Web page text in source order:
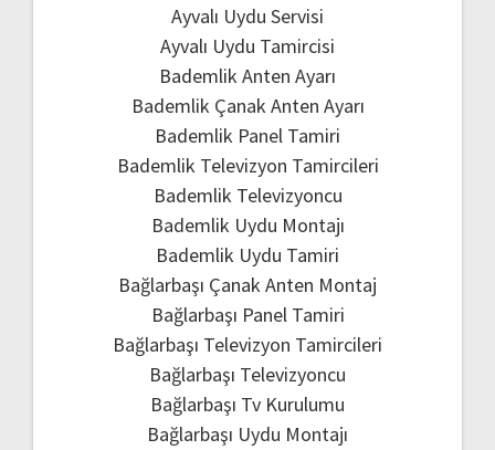
Ayvalı Uydu Servisi
Ayvalı Uydu Tamircisi
Bademlik Anten Ayarı
Bademlik Çanak Anten Ayarı
Bademlik Panel Tamiri
Bademlik Televizyon Tamircileri
Bademlik Televizyoncu
Bademlik Uydu Montajı
Bademlik Uydu Tamiri
Bağlarbaşı Çanak Anten Montaj
Bağlarbaşı Panel Tamiri
Bağlarbaşı Televizyon Tamircileri
Bağlarbaşı Televizyoncu
Bağlarbaşı Tv Kurulumu
Bağlarbaşı Uydu Montajı